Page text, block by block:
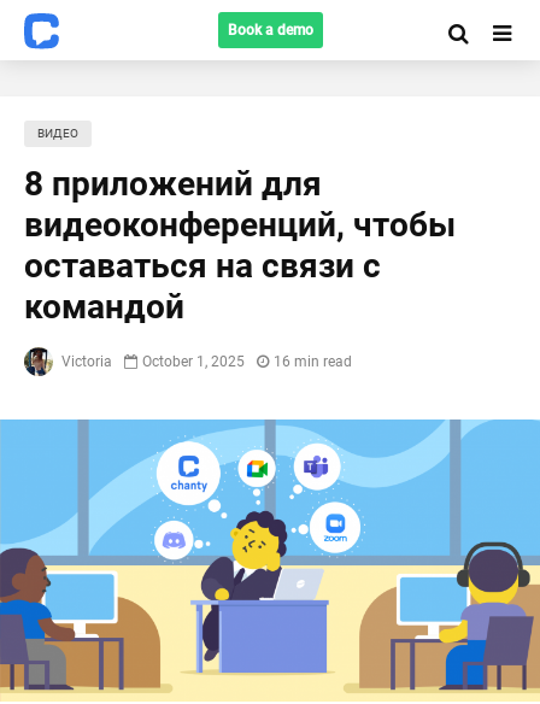
Book a demo
ВИДЕО
8 приложений для
видеоконференций, чтобы
оставаться на связи с
командой
Victoria October 1, 2025 16 min read